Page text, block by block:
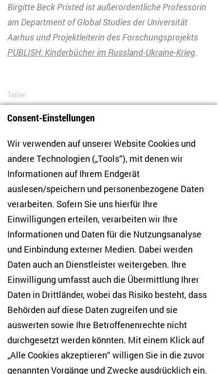
Birgitte Beck Pristed ist außerordentliche Professorin
am Department of Global Studies der Universität
Aarhus und Projektleiterin des Forschungsprojekts
PUBLISH: Kinderbücher im Russland-Ukraine-Krieg.
Teilen
BlueskyLinkedInFacebook
Zentrum für Osteuropa- und internationale
Studien
Anton-Wilhelm-Amo-Str. 60
10117 Berlin
Tel. +49 (30) 2005949-17
info(at)zois-berlin(dot)de
NEWSLETTER
E-Mail-Adresse eingeben*
Ich möchte regelmäßig über aktuelle Themen,
Consent-Einstellungen
Wir verwenden auf unserer Website Cookies und
andere Technologien („Tools“), mit denen wir
Informationen auf Ihrem Endgerät
auslesen/speichern und personenbezogene Daten
verarbeiten. Sofern Sie uns hierfür Ihre
Einwilligungen erteilen, verarbeiten wir Ihre
Informationen und Daten für die Nutzungsanalyse
und Einbindung externer Medien. Dabei werden
Daten auch an Dienstleister weitergeben. Ihre
Einwilligung umfasst auch die Übermittlung Ihrer
Daten in Drittländer, wobei das Risiko besteht, dass
Behörden auf diese Daten zugreifen und sie
auswerten sowie Ihre Betroffenenrechte nicht
durchgesetzt werden könnten. Mit einem Klick auf
„Alle Cookies akzeptieren“ willigen Sie in die zuvor
genannten Vorgänge und Zwecke ausdrücklich ein.